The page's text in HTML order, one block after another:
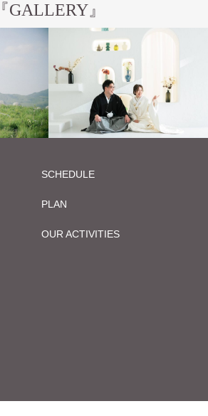
『GALLERY』
SCHEDULE
PLAN
OUR ACTIVITIES